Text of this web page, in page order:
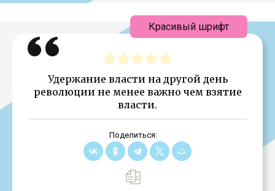
Удержание власти на другой день
революции не менее важно чем взятие
власти.
Поделиться:
Красивый шрифт